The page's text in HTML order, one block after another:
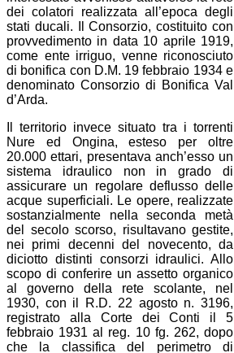
dei colatori realizzata all’epoca degli
stati ducali. Il Consorzio, costituito con
provvedimento in data 10 aprile 1919,
come ente irriguo, venne riconosciuto
di bonifica con D.M. 19 febbraio 1934 e
denominato Consorzio di Bonifica Val
d’Arda.
Il territorio invece situato tra i torrenti
Nure ed Ongina, esteso per oltre
20.000 ettari, presentava anch’esso un
sistema idraulico non in grado di
assicurare un regolare deflusso delle
acque superficiali. Le opere, realizzate
sostanzialmente nella seconda metà
del secolo scorso, risultavano gestite,
nei primi decenni del novecento, da
diciotto distinti consorzi idraulici. Allo
scopo di conferire un assetto organico
al governo della rete scolante, nel
1930, con il R.D. 22 agosto n. 3196,
registrato alla Corte dei Conti il 5
febbraio 1931 al reg. 10 fg. 262, dopo
che la classifica del perimetro di